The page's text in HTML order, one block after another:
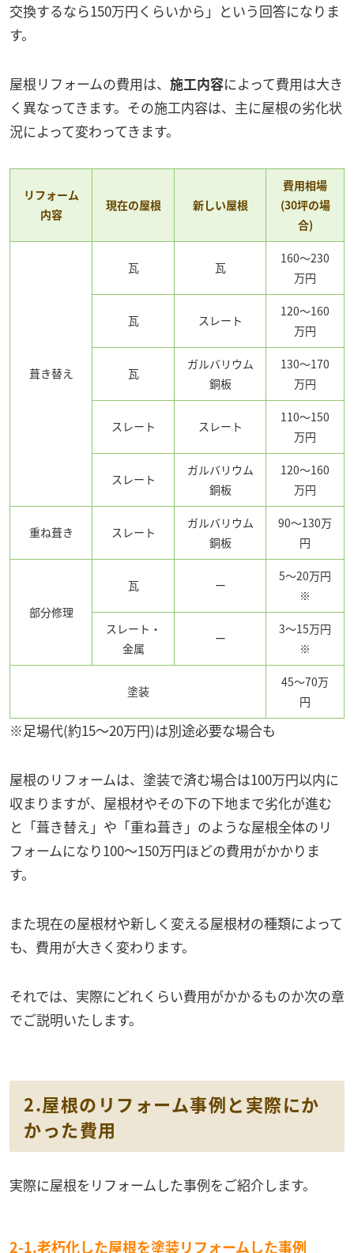
交換するなら150万円くらいから」という回答になりま
す。
屋根リフォームの費用は、 施工内容によって費用は大き
く異なってきます。その施工内容は、主に屋根の劣化状
況によって変わってきます。
リフォーム
内容
現在の屋根 新しい屋根
費用相場
(30坪の場
合)
葺き替え
瓦 瓦
160～230
万円
瓦 スレート
120～160
万円
瓦
ガルバリウム
銅板
130～170
万円
スレート スレート
110～150
万円
スレート
ガルバリウム
銅板
120～160
万円
重ね葺き スレート
ガルバリウム
銅板
90～130万
円
部分修理
瓦 ー
5～20万円
※
スレート・
金属
ー
3～15万円
※
塗装
45～70万
円
※足場代(約15～20万円)は別途必要な場合も
屋根のリフォームは、塗装で済む場合は100万円以内に
収まりますが、屋根材やその下の下地まで劣化が進む
と「葺き替え」や「重ね葺き」のような屋根全体のリ
フォームになり100～150万円ほどの費用がかかりま
す。
また現在の屋根材や新しく変える屋根材の種類によって
も、費用が大きく変わります。
それでは、実際にどれくらい費用がかかるものか次の章
でご説明いたします。
2.屋根のリフォーム事例と実際にか
かった費用
実際に屋根をリフォームした事例をご紹介します。
2-1.老朽化した屋根を塗装リフォームした事例